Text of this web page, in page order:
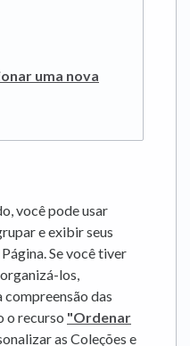
uma nova
você pode usar
e exibir seus
Se você tiver
los,
das
o recurso "Ordenar
as Coleções e